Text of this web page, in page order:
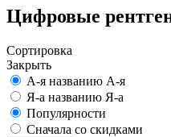
Цифровые
Сортировка
Закрыть
А-я названию А-я
Я-а названию Я-а
Популярности
Сначала со скидками